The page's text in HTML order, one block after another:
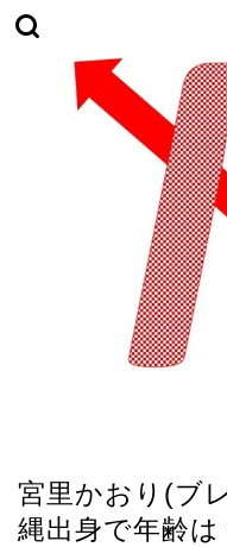
宮里かおり(ブ
縄出身で年齢